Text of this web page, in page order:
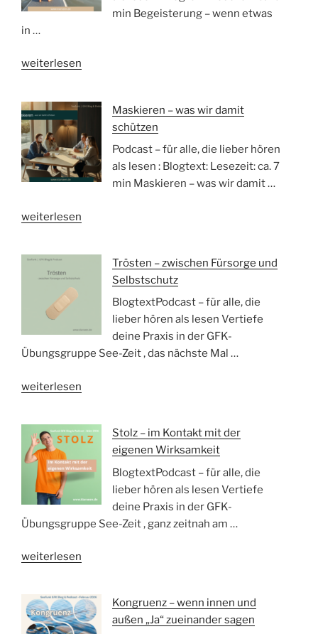
erst
am
Ufer.“
min Begeisterung – wenn etwas
in …
„Begeisterung
etwas
in
uns
zu
leuchten
weiterlesen
Maskieren – was wir damit
schützen
Podcast – für alle, die lieber hören
als lesen : Blogtext: Lesezeit: ca. 7
min Maskieren – was wir damit …
„Maskieren
schützen“
weiterlesen
Trösten – zwischen Fürsorge und
Selbstschutz
BlogtextPodcast – für alle, die
lieber hören als lesen Vertiefe
deine Praxis in der GFK-
Übungsgruppe See-Zeit , das nächste Mal …
„Trösten
Fürsorge
und
Selbstschutz“
weiterlesen
Stolz – im Kontakt mit der
eigenen Wirksamkeit
BlogtextPodcast – für alle, die
lieber hören als lesen Vertiefe
deine Praxis in der GFK-
Übungsgruppe See-Zeit , ganz zeitnah am …
„Stolz
Kontakt
mit
weiterlesen
Kongruenz – wenn innen und
außen „Ja“ zueinander sagen